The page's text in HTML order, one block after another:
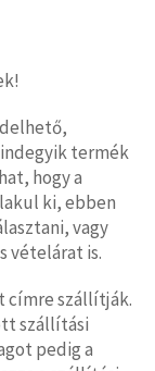
termék
hogy a
ki, ebben
vagy
vételárat is.
címre szállítják.
szállítási
pedig a